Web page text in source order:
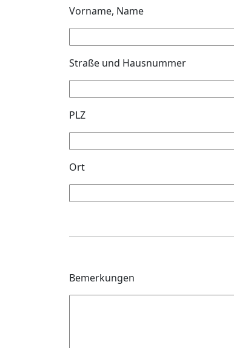
Vorname, Name
Straße und Hausnummer
PLZ
Ort
Bemerkungen